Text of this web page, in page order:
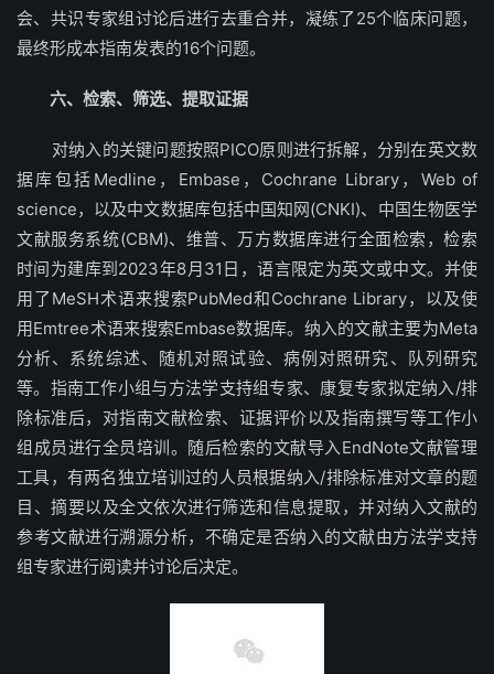
会、共识专家组讨论后进行去重合并，凝练了25个临床问题，
最终形成本指南发表的16个问题。
六、检索、筛选、提取证据
对纳入的关键问题按照PICO原则进行拆解，分别在英文数
据库包括Medline，Embase，Cochrane Library，Web of
science，以及中文数据库包括中国知网(CNKI)、中国生物医学
文献服务系统(CBM)、维普、万方数据库进行全面检索，检索
时间为建库到2023年8月31日，语言限定为英文或中文。并使
用了MeSH术语来搜索PubMed和Cochrane Library，以及使
用Emtree术语来搜索Embase数据库。纳入的文献主要为Meta
分析、系统综述、随机对照试验、病例对照研究、队列研究
等。指南工作小组与方法学支持组专家、康复专家拟定纳入/排
除标准后，对指南文献检索、证据评价以及指南撰写等工作小
组成员进行全员培训。随后检索的文献导入EndNote文献管理
工具，有两名独立培训过的人员根据纳入/排除标准对文章的题
目、摘要以及全文依次进行筛选和信息提取，并对纳入文献的
参考文献进行溯源分析，不确定是否纳入的文献由方法学支持
组专家进行阅读并讨论后决定。